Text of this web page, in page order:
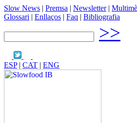
Slow News | Premsa | Newsletter|
Glossari | Enllaços | Faq | Bibliografia
>>
ESP| CAT | ENG